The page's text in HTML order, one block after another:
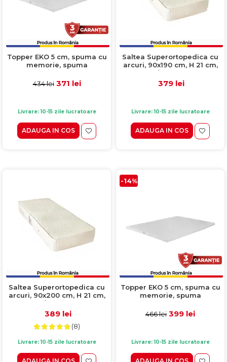
Topper EKO 5 cm, spuma cu
memorie, spuma
434 lei 371 lei
Livrare: 10-15 zile lucratoare
ADAUGA IN COS
Saltea Superortopedica cu
arcuri, 90x190 cm, H 21 cm,
fata vara/fata iarna, crem
379 lei
Livrare: 10-15 zile lucratoare
ADAUGA IN COS
Saltea Superortopedica cu
arcuri, 90x200 cm, H 21 cm,
fata vara/fata iarna, crem
389 lei
(8)
Livrare: 10-15 zile lucratoare
-14%
Topper EKO 5 cm, spuma cu
memorie, spuma
466 lei 399 lei
Livrare: 10-15 zile lucratoare